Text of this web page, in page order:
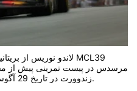
مرسدس در پیست تمرینی پیش از
Circuit زندوورت در تاریخ 29 آگوست 2025 در زندوورت، هلند.